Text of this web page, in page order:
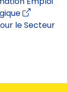
le Secteur